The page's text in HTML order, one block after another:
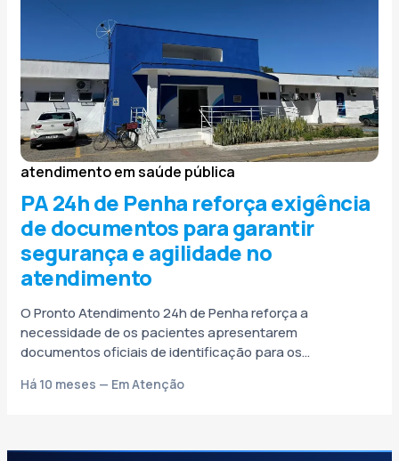
atendimento em saúde pública
PA 24h de Penha reforça exigência
de documentos para garantir
segurança e agilidade no
atendimento
O Pronto Atendimento 24h de Penha reforça a
necessidade de os pacientes apresentarem
documentos oficiais de identificação para os
documentos: RG, CPF,...
Há 10 meses — Em Atenção